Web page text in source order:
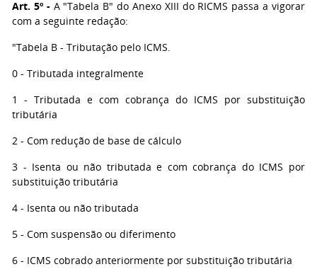
Art. 5º -A "Tabela B" do Anexo XIII do RICMS passa a vigorar
com a seguinte redação:
"Tabela B - Tributação pelo ICMS.
0 - Tributada integralmente
1 - Tributada e com cobrança do ICMS por substituição
tributária
2 - Com redução de base de cálculo
3 - Isenta ou não tributada e com cobrança do ICMS por
substituição tributária
4 - Isenta ou não tributada
5 - Com suspensão ou diferimento
6 - ICMS cobrado anteriormente por substituição tributária